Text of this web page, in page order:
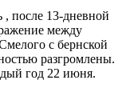
, после 13-дневной
между
с бернской
разгромлены.
год 22 июня.